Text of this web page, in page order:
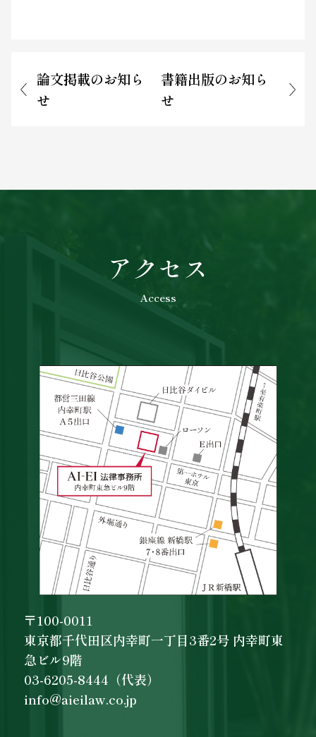
論文掲載のお知ら
せ
書籍出版のお知ら
せ
アクセス
Access
〒100-0011
東京都千代田区内幸町一丁目3番2号 内幸町東
急ビル9階
03-6205-8444（代表）
info@aieilaw.co.jp